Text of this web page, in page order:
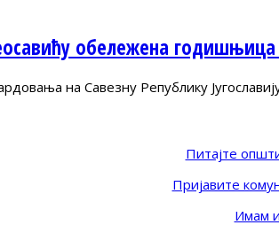
обележена годишњица
на Савезну Републику
Питајте
Пријавите
Имам